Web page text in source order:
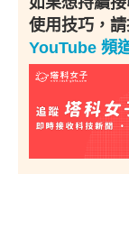
使用技巧，請
YouTube 頻